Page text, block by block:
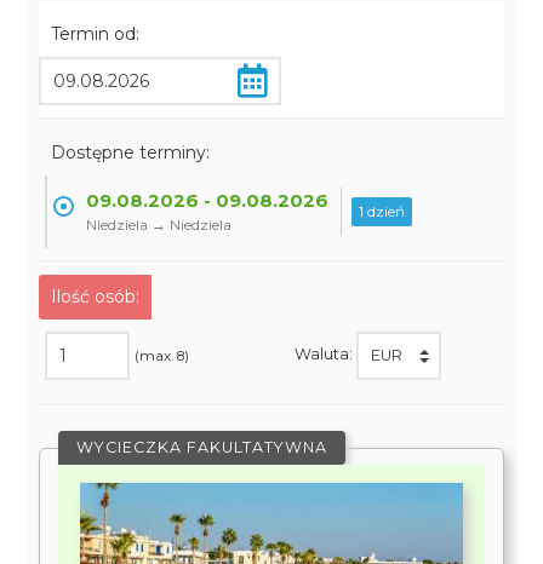
Termin od:
Dostępne terminy:
09.08.2026 - 09.08.2026
Niedziela → Niedziela
1 dzień
Ilość osób:
(max. 8) Waluta:
WYCIECZKA FAKULTATYWNA